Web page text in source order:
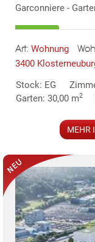
Garconniere -
Art: Wohnung
3400
Stock: EG
Garten: 30,00 m2
MEHR